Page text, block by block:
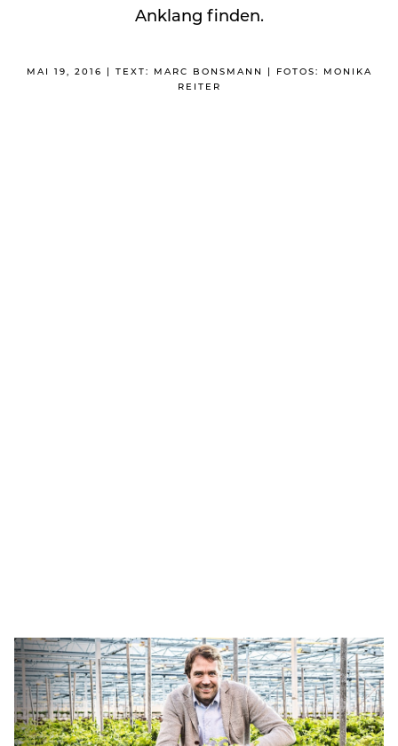
Anklang finden.
MAI 19, 2016 | TEXT: MARC BONSMANN | FOTOS: MONIKA
REITER